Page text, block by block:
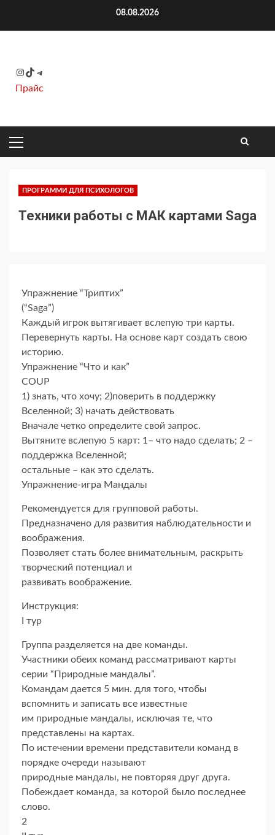
08.08.2026
Instagram
TikTok
Telegram
Прайс
ОСНОВНОЕ
МЕНЮ
ПРОГРАММИ ДЛЯ ПСИХОЛОГОВ
Техники работы с МАК картами Saga
Упражнение “Триптих”
(“Saga”)
Каждый игрок вытягивает вслепую три карты.
Перевернуть карты. На основе карт создать свою
историю.
Упражнение “Что и как”
COUP
1) знать, что хочу; 2)поверить в поддержку
Вселенной; 3) начать действовать
Вначале четко определите свой запрос.
Вытяните вcлепую 5 карт: 1– что надо сделать; 2 –
поддержка Вселенной;
остальные – как это сделать.
Упражнение-игра Мандалы
Рекомендуется для групповой работы.
Предназначено для развития наблюдательности и
воображения.
Позволяет стать более внимательным, раскрыть
творческий потенциал и
развивать воображение.
Инструкция:
I тур
Группа разделяется на две команды.
Участники обеих команд рассматривают карты
серии “Природные мандалы”.
Командам дается 5 мин. для того, чтобы
вспомнить и записать все известные
им природные мандалы, исключая те, что
представлены на картах.
По истечении времени представители команд в
порядке очереди называют
природные мандалы, не повторяя друг друга.
Побеждает команда, за которой было последнее
слово.
2